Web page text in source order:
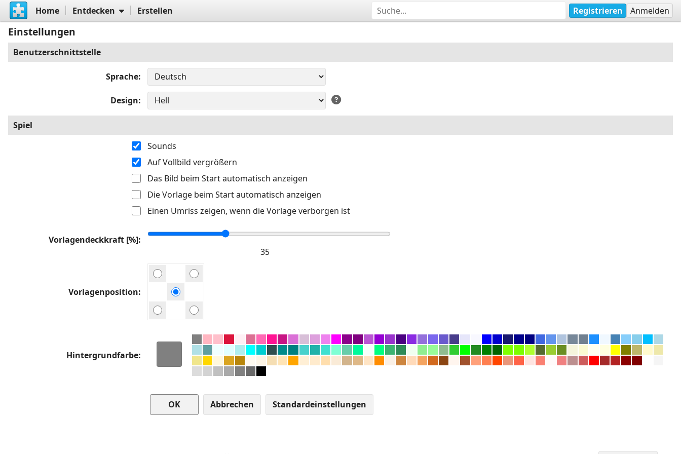
Home Entdecken Erstellen Registrieren Anmelden
Einstellungen
Benutzerschnittstelle
Sprache
Design
Spiel
Sounds
Auf Vollbild vergrößern
Das Bild beim Start automatisch anzeigen
Die Vorlage beim Start automatisch anzeigen
Einen Umriss zeigen, wenn die Vorlage verborgen ist
Vorlagendeckkraft [%]
Vorlagenposition
Hintergrundfarbe
Abbrechen